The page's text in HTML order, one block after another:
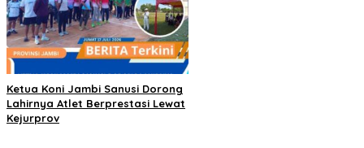
Ketua Koni Jambi Sanusi Dorong
Lahirnya Atlet Berprestasi Lewat
Kejurprov